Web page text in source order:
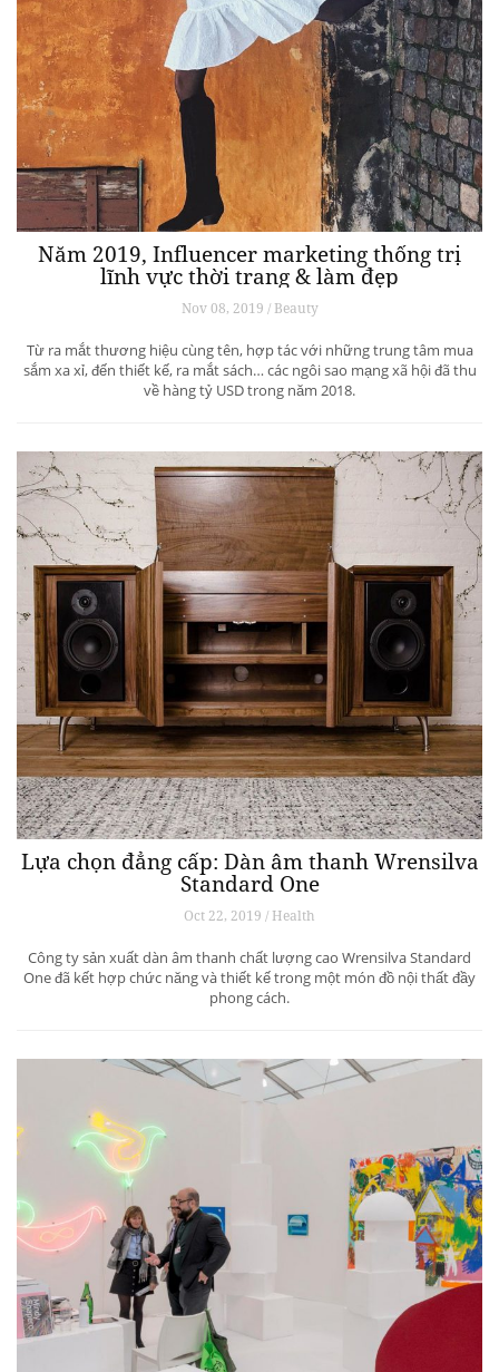
Năm 2019, Influencer marketing thống trị
lĩnh vực thời trang & làm đẹp
Nov 08, 2019 / Beauty
Từ ra mắt thương hiệu cùng tên, hợp tác với những trung tâm mua
sắm xa xỉ, đến thiết kế, ra mắt sách… các ngôi sao mạng xã hội đã thu
về hàng tỷ USD trong năm 2018.
Lựa chọn đẳng cấp: Dàn âm thanh Wrensilva
Standard One
Oct 22, 2019 / Health
Công ty sản xuất dàn âm thanh chất lượng cao Wrensilva Standard
One đã kết hợp chức năng và thiết kế trong một món đồ nội thất đầy
phong cách.